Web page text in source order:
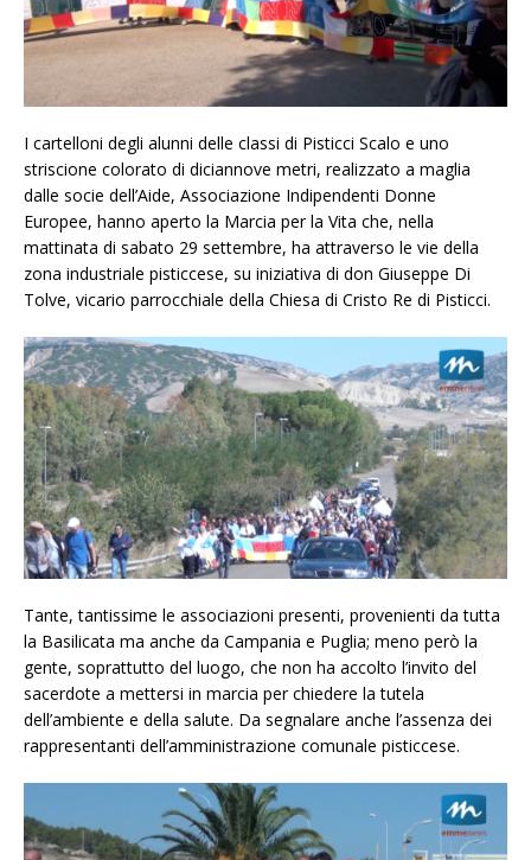
I cartelloni degli alunni delle classi di Pisticci Scalo e uno
striscione colorato di diciannove metri, realizzato a maglia
dalle socie dell’Aide, Associazione Indipendenti Donne
Europee, hanno aperto la Marcia per la Vita che, nella
mattinata di sabato 29 settembre, ha attraverso le vie della
zona industriale pisticcese, su iniziativa di don Giuseppe Di
Tolve, vicario parrocchiale della Chiesa di Cristo Re di Pisticci.
Tante, tantissime le associazioni presenti, provenienti da tutta
la Basilicata ma anche da Campania e Puglia; meno però la
gente, soprattutto del luogo, che non ha accolto l’invito del
sacerdote a mettersi in marcia per chiedere la tutela
dell’ambiente e della salute. Da segnalare anche l’assenza dei
rappresentanti dell’amministrazione comunale pisticcese.